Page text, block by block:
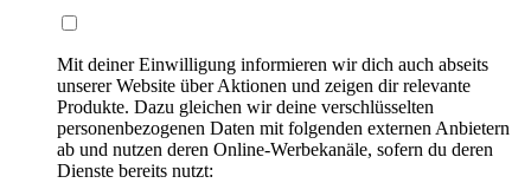
Mit deiner Einwilligung informieren wir dich auch abseits
unserer Website über Aktionen und zeigen dir relevante
Produkte. Dazu gleichen wir deine verschlüsselten
personenbezogenen Daten mit folgenden externen Anbietern
ab und nutzen deren Online-Werbekanäle, sofern du deren
Dienste bereits nutzt: